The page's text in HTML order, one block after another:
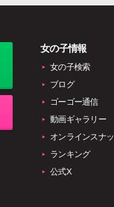
女の子情報
女の子検索
ブログ
ゴーゴー通信
動画ギャラリー
オンラインスナ
ランキング
公式X